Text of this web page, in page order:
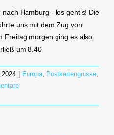
Hamburg - los geht’s! Die
uns mit dem Zug von
Freitag morgen ging es also
um 8.40
2024 | Europa Postkartengrüsse